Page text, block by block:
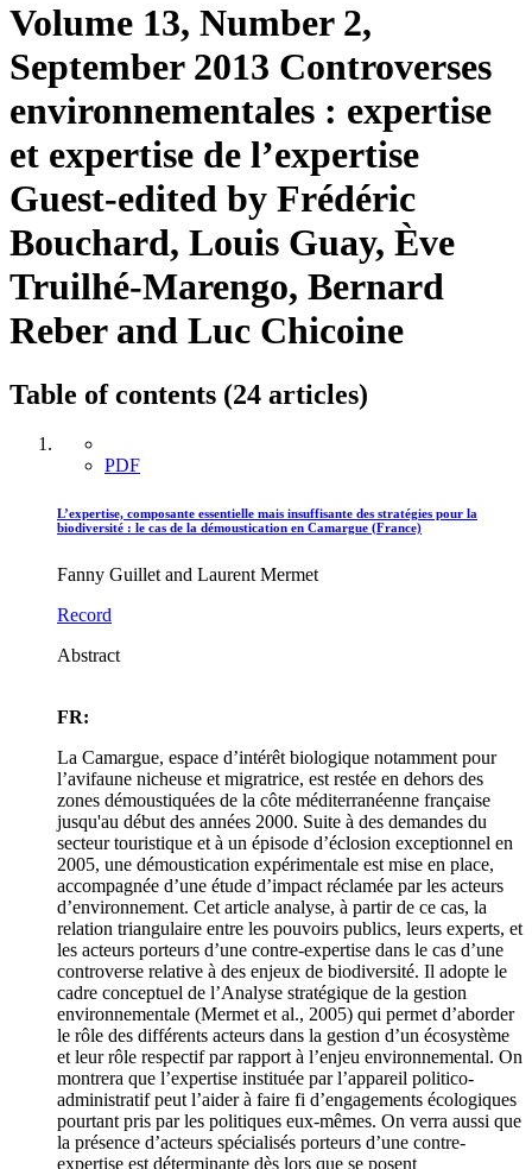
Volume 13, Number 2,
September 2013 Controverses
environnementales : expertise
et expertise de l’expertise
Guest-edited by Frédéric
Bouchard, Louis Guay, Ève
Truilhé-Marengo, Bernard
Reber and Luc Chicoine
Table of contents (24 articles)
PDF
L’expertise, composante essentielle mais insuffisante des stratégies pour la
biodiversité : le cas de la démoustication en Camargue (France)
Fanny Guillet and Laurent Mermet
Record
Abstract
FR:
La Camargue, espace d’intérêt biologique notamment pour
l’avifaune nicheuse et migratrice, est restée en dehors des
zones démoustiquées de la côte méditerranéenne française
jusqu'au début des années 2000. Suite à des demandes du
secteur touristique et à un épisode d’éclosion exceptionnel en
2005, une démoustication expérimentale est mise en place,
accompagnée d’une étude d’impact réclamée par les acteurs
d’environnement. Cet article analyse, à partir de ce cas, la
relation triangulaire entre les pouvoirs publics, leurs experts, et
les acteurs porteurs d’une contre-expertise dans le cas d’une
controverse relative à des enjeux de biodiversité. Il adopte le
cadre conceptuel de l’Analyse stratégique de la gestion
environnementale (Mermet et al., 2005) qui permet d’aborder
le rôle des différents acteurs dans la gestion d’un écosystème
et leur rôle respectif par rapport à l’enjeu environnemental. On
montrera que l’expertise instituée par l’appareil politico-
administratif peut l’aider à faire fi d’engagements écologiques
pourtant pris par les politiques eux-mêmes. On verra aussi que
la présence d’acteurs spécialisés porteurs d’une contre-
expertise est déterminante dès lors que se posent